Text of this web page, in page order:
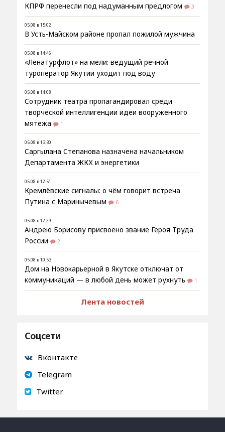
КПРФ перенесли под надуманным предлогом
3
05.08 в 15:02
В Усть-Майском районе пропал пожилой мужчина
05.08 в 14:46
«Ленатурфлот» на мели: ведущий речной
туроператор Якутии уходит под воду
05.08 в 14:08
Сотрудник театра пропагандировал среди
творческой интеллигенции идеи вооруженного
мятежа
1
05.08 в 13:30
Саргылана Степанова назначена начальником
Департамента ЖКХ и энергетики
05.08 в 12:51
Кремлёвские сигналы: о чём говорит встреча
Путина с Маринычевым
6
05.08 в 12:29
Андрею Борисову присвоено звание Героя Труда
России
2
05.08 в 10:53
Дом на Новокарьерной в Якутске отключат от
коммуникаций — в любой день может рухнуть
1
Лента новостей
Соцсети
Вконтакте
Telegram
Twitter